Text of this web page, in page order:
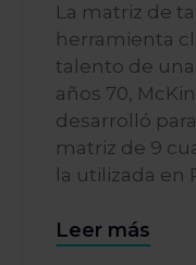
La matriz de
herramienta
talento de una
años 70,
desarrolló
matriz de 9
la utilizada en
Leer más